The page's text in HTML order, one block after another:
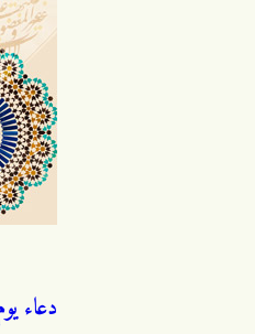
دعاء